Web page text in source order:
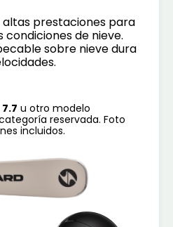
altas prestaciones para
condiciones de nieve.
sobre nieve dura
u otro modelo
reservada. Foto
incluidos.